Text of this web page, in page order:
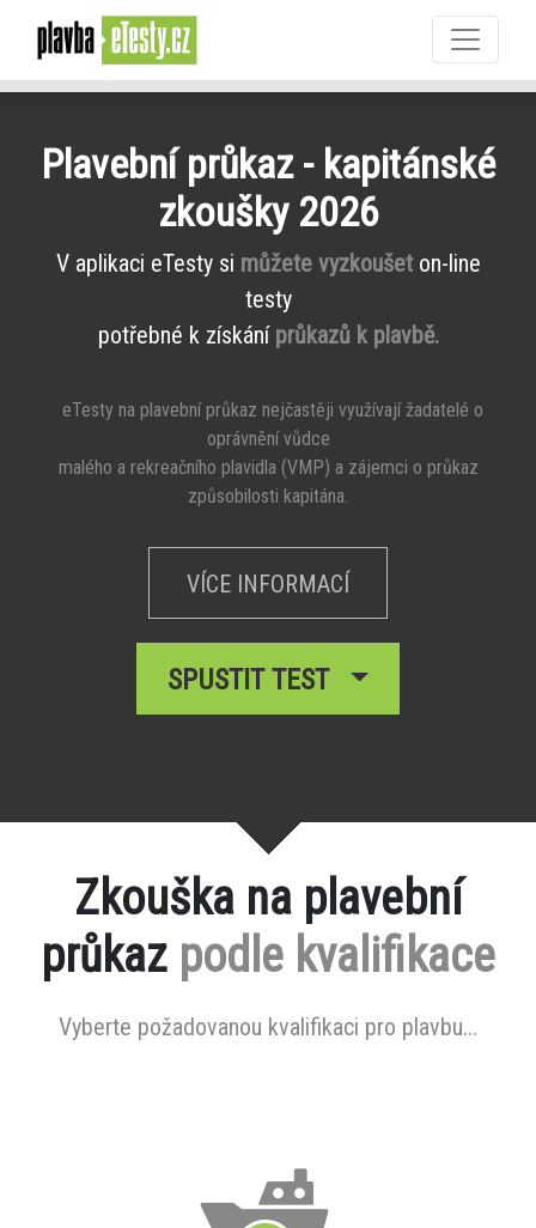
Plavební průkaz - kapitánské
zkoušky 2026
V aplikaci eTesty si můžete vyzkoušeton-line
testy
potřebné k získání průkazů k plavbě.
eTesty na plavební průkaz nejčastěji využívají žadatelé o
oprávnění vůdce
malého a rekreačního plavidla (VMP) a zájemci o průkaz
způsobilosti kapitána.
VÍCE INFORMACÍ
SPUSTIT TEST
Zkouška na plavební
průkaz podle kvalifikace
Vyberte požadovanou kvalifikaci pro plavbu...